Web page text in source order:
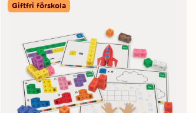
Giftfri förskola